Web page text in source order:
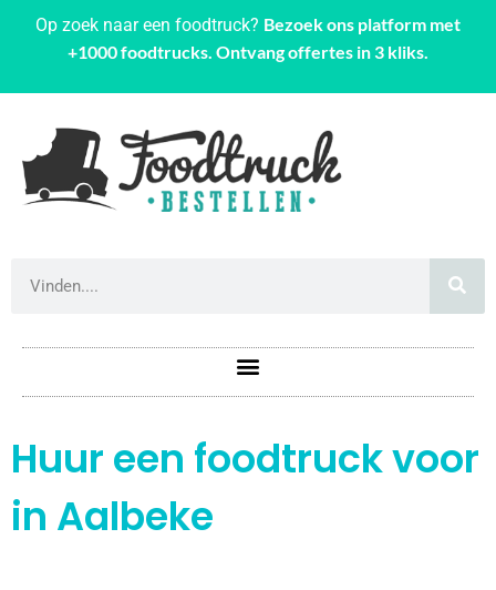
Op zoek naar een foodtruck? Bezoek ons platform met
+1000 foodtrucks. Ontvang offertes in 3 kliks.
Huur een foodtruck voor
in Aalbeke